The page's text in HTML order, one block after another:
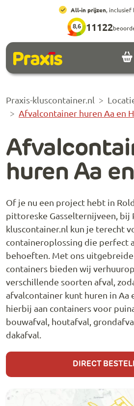
Ga
Ga
All-in prijzen, inclusief
8,6 11122
Praxis-kluscontainer.nl
Afvalcontainer huren Aa en
huren Aa
Of je nu een project hebt in
pittoreske Gasselternijveen, bij
kluscontainer.nl kun je terecht
containeroplossing die perfect
behoeften. Met ons
containers bieden wij
verschillende soorten afval,
afvalcontainer kunt huren in Aa
hierbij aan containers voor
bouwafval, houtafval,
dakafval.
DIRECT